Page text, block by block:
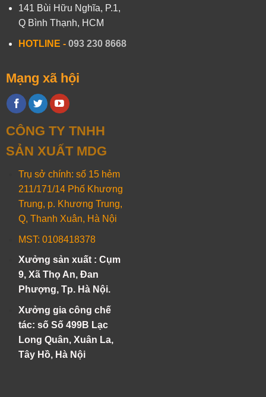
141 Bùi Hữu Nghĩa, P.1,
Q Bình Thạnh, HCM
HOTLINE - 093 230 8668
Mạng xã hội
CÔNG TY TNHH
SẢN XUẤT MDG
Trụ sở chính: số 15 hẻm
211/171/14 Phố Khương
Trung, p. Khương Trung,
Q, Thanh Xuân, Hà Nội
MST: 0108418378
Xưởng sản xuất : Cụm
9, Xã Thọ An, Đan
Phượng, Tp. Hà Nội.
Xưởng gia công chế
tác: số Số 499B Lạc
Long Quân, Xuân La,
Tây Hồ, Hà Nội